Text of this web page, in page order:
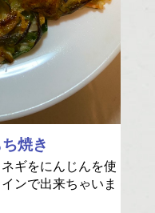
焼き
ギをにんじんを使
ンで出来ちゃいま